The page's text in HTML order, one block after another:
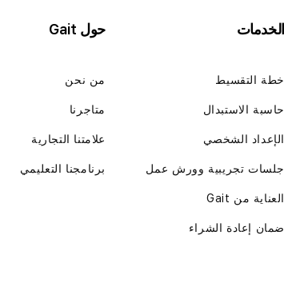
الخدمات
خطة التقسيط
حاسبة الاستبدال
الإعداد الشخصي
جلسات تجريبية وورش عمل
العناية من Gait
ضمان إعادة الشراء
حول Gait
من نحن
متاجرنا
علامتنا التجارية
برنامجنا التعليمي